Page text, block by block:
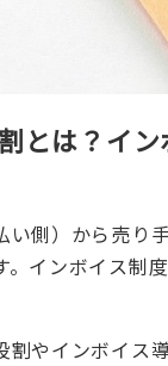
とは？イ
い側）から売り
インボイス制
やインボイス